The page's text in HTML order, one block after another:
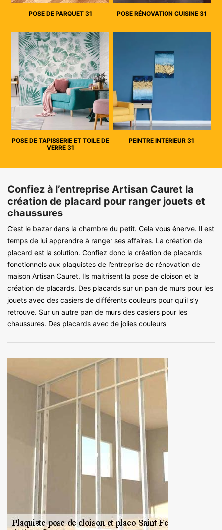
POSE DE PARQUET 31 POSE RÉNOVATION CUISINE 31
POSE DE TAPISSERIE ET TOILE DE
VERRE 31
PEINTRE INTÉRIEUR 31
Confiez à l’entreprise Artisan Cauret la
création de placard pour ranger jouets et
chaussures
C’est le bazar dans la chambre du petit. Cela vous énerve. Il est
temps de lui apprendre à ranger ses affaires. La création de
placard est la solution. Confiez donc la création de placards
fonctionnels aux plaquistes de l’entreprise de rénovation de
maison Artisan Cauret. Ils maitrisent la pose de cloison et la
création de placards. Des placards sur un pan de murs pour les
jouets avec des casiers de différents couleurs pour qu’il s’y
retrouve. Sur un autre pan de murs des casiers pour les
chaussures. Des placards avec de jolies couleurs.